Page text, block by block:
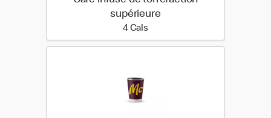
supérieure
4 Cals4 calories